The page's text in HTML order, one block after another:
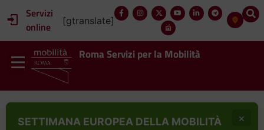
Servizi
online
[gtranslate]
Roma Servizi per la Mobilità
SETTIMANA EUROPEA DELLA MOBILITÀ
×